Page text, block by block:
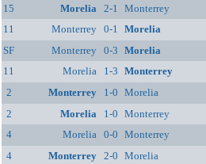
15
Morelia 2-1 Monterrey
11
Monterrey 0-1 Morelia
SF
Monterrey 0-3 Morelia
11
Morelia 1-3 Monterrey
2
Monterrey 1-0 Morelia
2
Morelia 1-0 Monterrey
4
Morelia 0-0 Monterrey
4
Monterrey 2-0 Morelia